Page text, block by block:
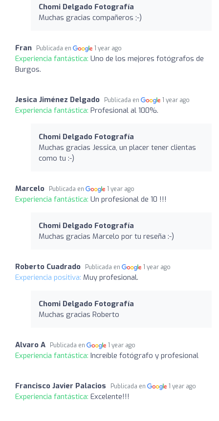
Chomi Delgado Fotografía
Muchas gracias compañeros ;-)
Fran Publicada en 1 year ago
Experiencia fantástica: Uno de los mejores fotógrafos de
Burgos.
Jesica Jiménez Delgado Publicada en 1 year ago
Experiencia fantástica: Profesional al 100%.
Chomi Delgado Fotografía
Muchas gracias Jessica, un placer tener clientas
como tu :-)
Marcelo Publicada en 1 year ago
Experiencia fantástica: Un profesional de 10 !!!
Chomi Delgado Fotografía
Muchas gracias Marcelo por tu reseña :-)
Roberto Cuadrado Publicada en 1 year ago
Experiencia positiva: Muy profesional.
Chomi Delgado Fotografía
Muchas gracias Roberto
Alvaro A Publicada en 1 year ago
Experiencia fantástica: Increíble fotógrafo y profesional
Francisco Javier Palacios Publicada en 1 year ago
Experiencia fantástica: Excelente!!!